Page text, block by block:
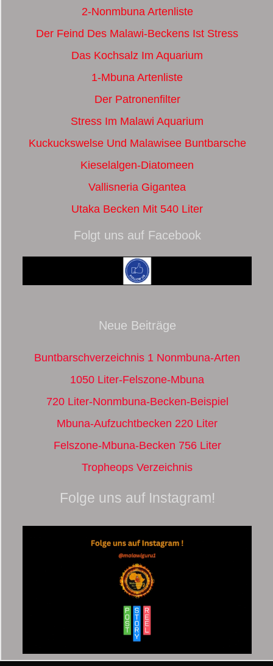
2-Nonmbuna Artenliste
Der Feind Des Malawi-Beckens Ist Stress
Das Kochsalz Im Aquarium
1-Mbuna Artenliste
Der Patronenfilter
Stress Im Malawi Aquarium
Kuckuckswelse Und Malawisee Buntbarsche
Kieselalgen-Diatomeen
Vallisneria Gigantea
Utaka Becken Mit 540 Liter
Folgt uns auf Facebook
Neue Beiträge
Buntbarschverzeichnis 1 Nonmbuna-Arten
1050 Liter-Felszone-Mbuna
720 Liter-Nonmbuna-Becken-Beispiel
Mbuna-Aufzuchtbecken 220 Liter
Felszone-Mbuna-Becken 756 Liter
Tropheops Verzeichnis
Folge uns auf Instagram!